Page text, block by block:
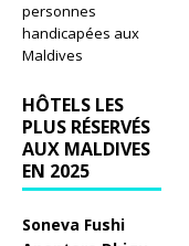
personnes
handicapées aux
Maldives
HÔTELS LES
PLUS RÉSERVÉS
AUX MALDIVES
EN 2025
Soneva Fushi